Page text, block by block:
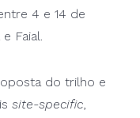
4 e 14 de
Faial.
do trilho e
site-specific,